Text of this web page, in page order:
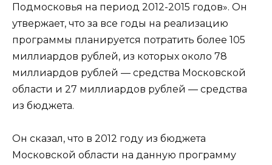
Подмосковья на период 2012-2015 годов». Он
утвержает, что за все годы на реализацию
программы планируется потратить более 105
миллиардов рублей, из которых около 78
миллиардов рублей — средства Московской
области и 27 миллиардов рублей — средства
из бюджета.
Он сказал, что в 2012 году из бюджета
Московской области на данную программу